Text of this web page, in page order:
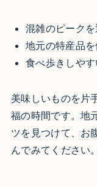
混雑のピーク
地元の特産品
食べ歩きしや
美味しいものを片
福の時間です。地
ツを見つけて、お
んでみてください。